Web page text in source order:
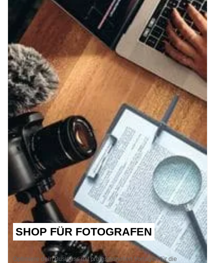
SHOP FÜR FOTOGRAFEN
Optimiere dein Business mit professionellen Vorlagen für die